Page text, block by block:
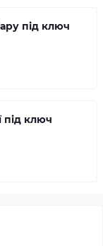
під ключ
під ключ